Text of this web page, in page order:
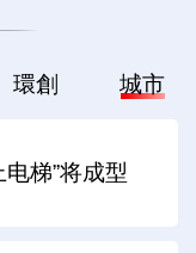
環創 城市
梯”将成型